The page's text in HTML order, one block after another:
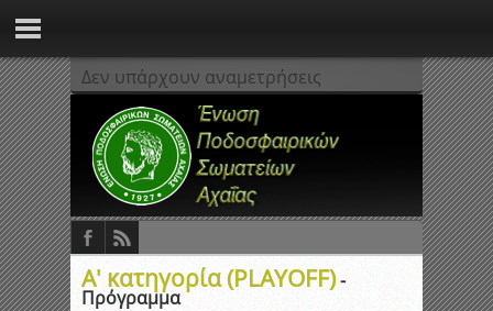
Δεν υπάρχουν αναμετρήσεις
Α' κατηγορία (PLAYOFF)-
Πρόγραμμα